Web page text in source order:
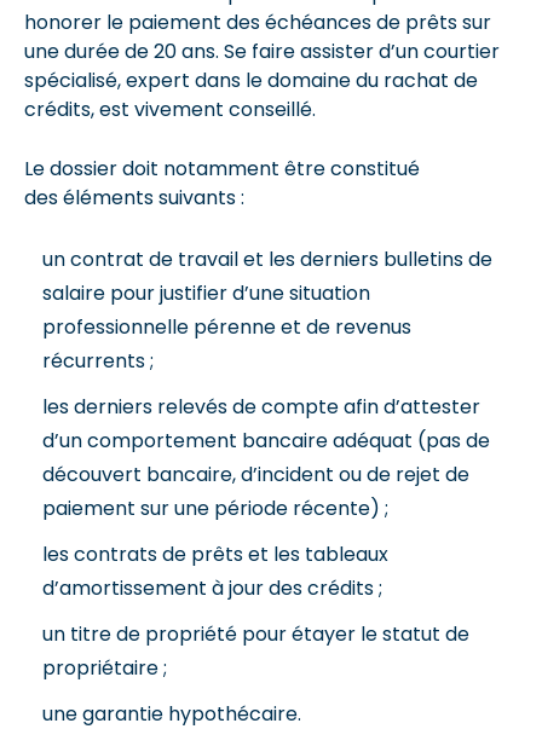
honorer le paiement des échéances de prêts sur
une durée de 20 ans. Se faire assister d’un courtier
spécialisé, expert dans le domaine du rachat de
crédits, est vivement conseillé.
Le dossier doit notamment être constitué
des éléments suivants :
un contrat de travail et les derniers bulletins de
salaire pour justifier d’une situation
professionnelle pérenne et de revenus
récurrents ;
les derniers relevés de compte afin d’attester
d’un comportement bancaire adéquat (pas de
découvert bancaire, d’incident ou de rejet de
paiement sur une période récente) ;
les contrats de prêts et les tableaux
d’amortissement à jour des crédits ;
un titre de propriété pour étayer le statut de
propriétaire ;
une garantie hypothécaire.